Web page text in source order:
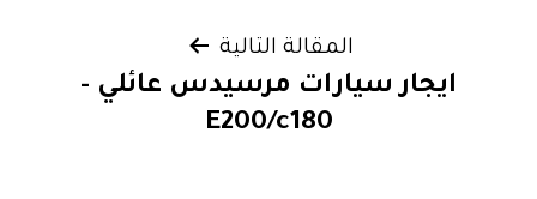
المقالة التالية
ايجار سيارات مرسيدس عائلي -
E200/c180